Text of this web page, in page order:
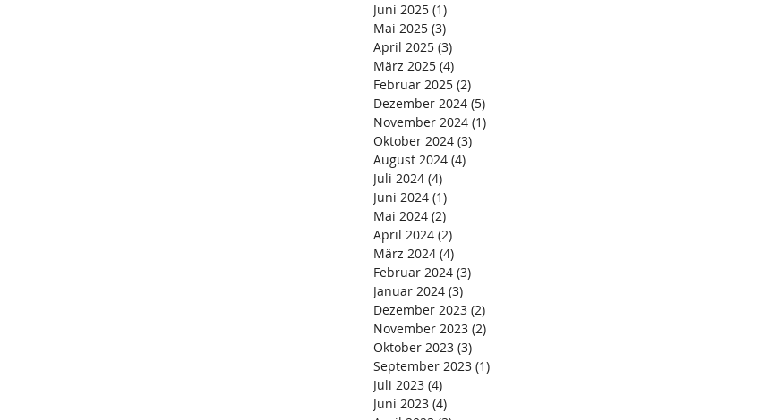
Juni 2025 (1)
Mai 2025 (3)
April 2025 (3)
März 2025 (4)
Februar 2025 (2)
Dezember 2024 (5)
November 2024 (1)
Oktober 2024 (3)
August 2024 (4)
Juli 2024 (4)
Juni 2024 (1)
Mai 2024 (2)
April 2024 (2)
März 2024 (4)
Februar 2024 (3)
Januar 2024 (3)
Dezember 2023 (2)
November 2023 (2)
Oktober 2023 (3)
September 2023 (1)
Juli 2023 (4)
Juni 2023 (4)